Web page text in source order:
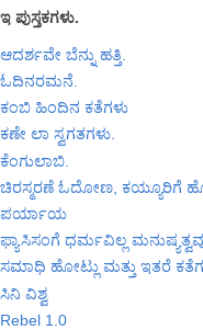
ಇ ಪುಸ್ತಕಗಳು.
ಆದರ್ಶವೇ ಬೆನ್ನು ಹತ್ತಿ.
ಓದಿನರಮನೆ.
ಕಂಬಿ ಹಿಂದಿನ ಕತೆಗಳು
ಕಣೇ ಲಾ ಸ್ವಗತಗಳು.
ಕೆಂಗುಲಾಬಿ.
ಚಿರಸ್ಮರಣೆ ಓದೋಣ, ಕಯ್ಯೂರಿಗೆ
ಪರ್ಯಾಯ
ಫ್ಯಾಸಿಸಂಗೆ ಧರ್ಮವಿಲ್ಲ
ಸಮಾಧಿ ಹೋಟ್ಲು ಮತ್ತು ಇತರೆ
ಸಿನಿ ವಿಶ್ವ
Rebel 1.0